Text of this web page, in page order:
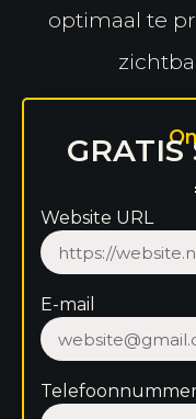
optimaal te
Website URL
E-mail